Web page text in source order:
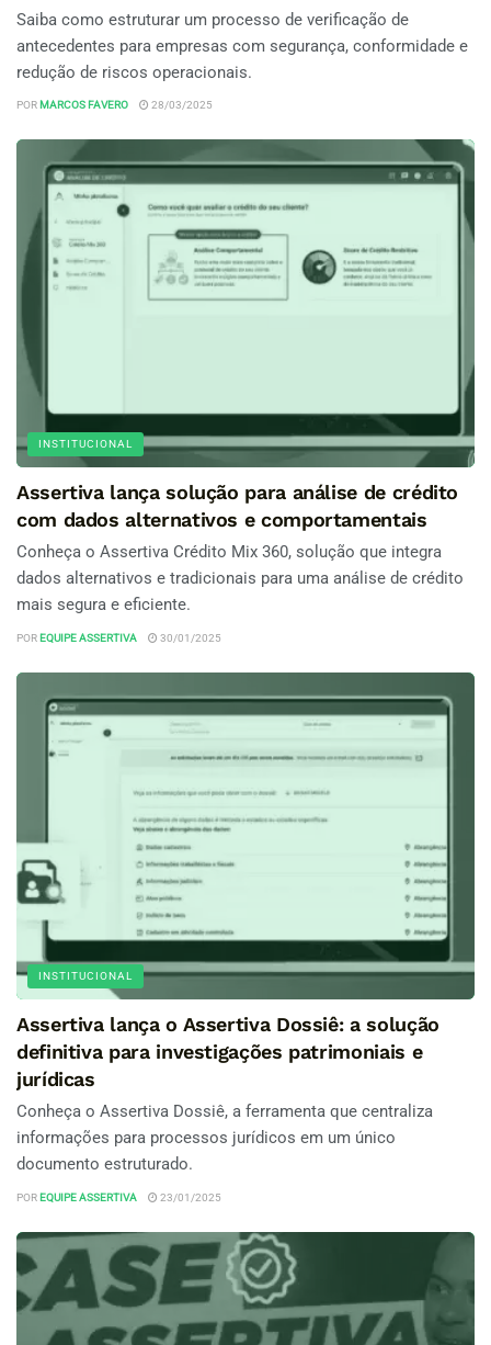
Saiba como estruturar um processo de verificação de
antecedentes para empresas com segurança, conformidade e
redução de riscos operacionais.
POR MARCOS FAVERO 28/03/2025
INSTITUCIONAL
Assertiva lança solução para análise de crédito
com dados alternativos e comportamentais
Conheça o Assertiva Crédito Mix 360, solução que integra
dados alternativos e tradicionais para uma análise de crédito
mais segura e eficiente.
POR EQUIPE ASSERTIVA 30/01/2025
INSTITUCIONAL
Assertiva lança o Assertiva Dossiê: a solução
definitiva para investigações patrimoniais e
jurídicas
Conheça o Assertiva Dossiê, a ferramenta que centraliza
informações para processos jurídicos em um único
documento estruturado.
POR EQUIPE ASSERTIVA 23/01/2025